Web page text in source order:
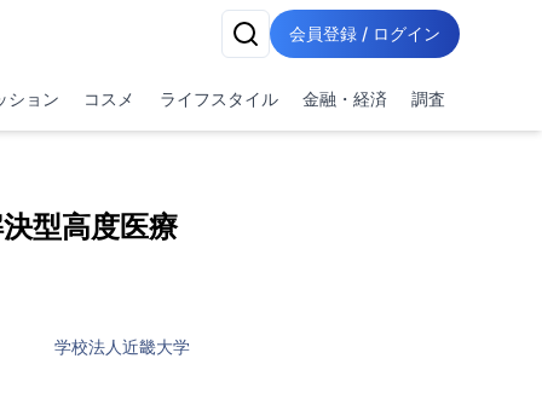
会員登録 / ログイン
ション コスメ ライフスタイル 金融・経済 調査
型高度医療
学校法人近畿大学